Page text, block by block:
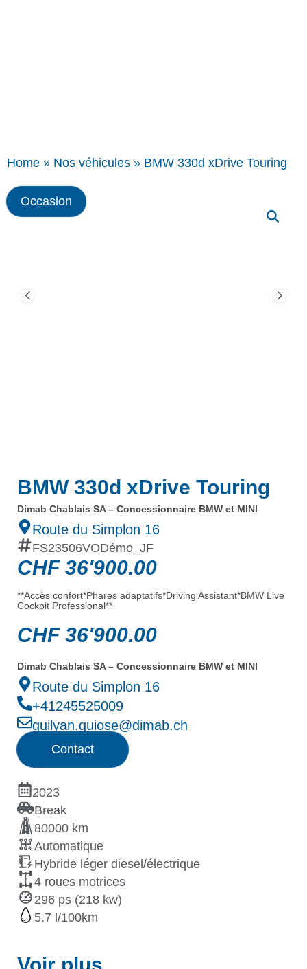
Home » Nos véhicules » BMW 330d xDrive Touring
Occasion
BMW 330d xDrive Touring
Dimab Chablais SA – Concessionnaire BMW et MINI
Route du Simplon 16
FS23506VODémo_JF
CHF36'900.00
**Accès confort*Phares adaptatifs*Driving Assistant*BMW Live
Cockpit Professional**
CHF36'900.00
Dimab Chablais SA – Concessionnaire BMW et MINI
Route du Simplon 16
+41245525009
guilyan.guiose@dimab.ch
Contact
2023
Break
80000 km
Automatique
Hybride léger diesel/électrique
4 roues motrices
296 ps (218 kw)
5.7